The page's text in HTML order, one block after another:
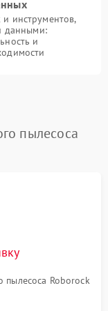
инструментов,
данными:
и
пылесоса
пылесоса Roborock